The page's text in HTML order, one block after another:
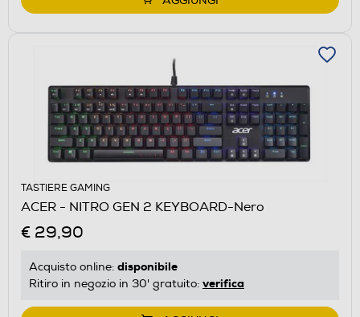
TASTIERE GAMING
ACER - NITRO GEN 2 KEYBOARD-Nero
€ 29,90
Acquisto online: disponibile
Ritiro in negozio in 30' gratuito: verifica